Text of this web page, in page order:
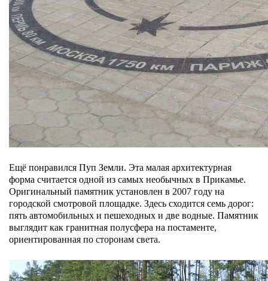
Ещё понравился Пуп Земли. Эта малая архитектурная
форма считается одной из самых необычных в Прикамье.
Оригинальный памятник установлен в 2007 году на
городской смотровой площадке. Здесь сходится семь дорог:
пять автомобильных и пешеходных и две водные. Памятник
выглядит как гранитная полусфера на постаменте,
ориентированная по сторонам света.